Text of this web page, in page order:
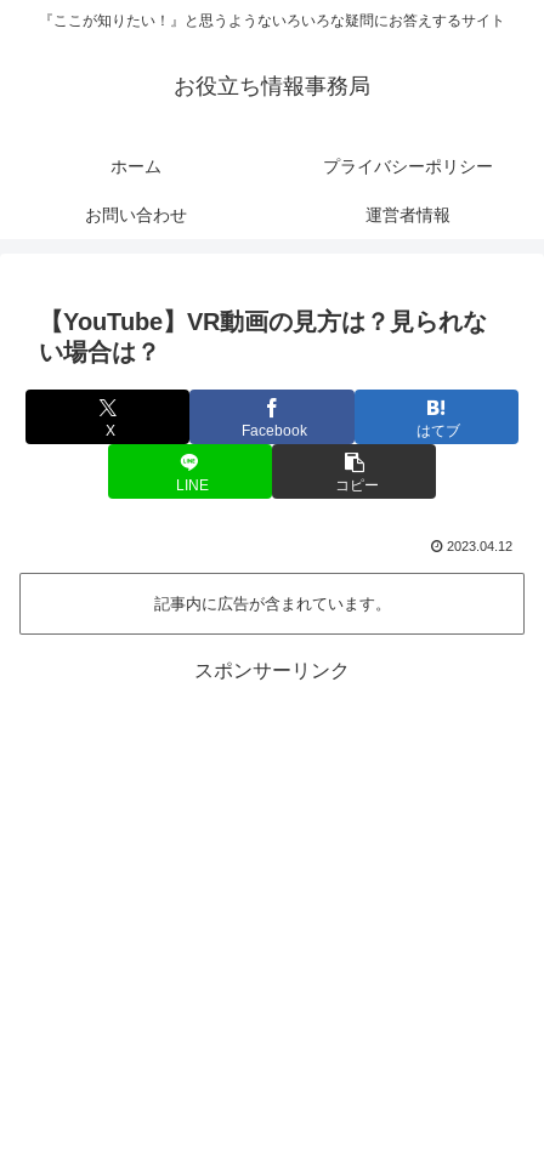
『ここが知りたい！』と思うようないろいろな疑問にお答えするサイト
お役立ち情報事務局
ホーム プライバシーポリシー
お問い合わせ 運営者情報
【YouTube】VR動画の見方は？見られな
い場合は？
X Facebook はてブ
LINE コピー
2023.04.12
記事内に広告が含まれています。
スポンサーリンク